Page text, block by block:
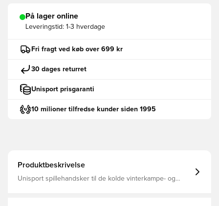
På lager online
Leveringstid: 1-3 hverdage
Fri fragt ved køb over 699 kr
30 dages returret
Unisport prisgaranti
10 milioner tilfredse kunder siden 1995
Produktbeskrivelse
Unisport spillehandsker til de kolde vinterkampe- og